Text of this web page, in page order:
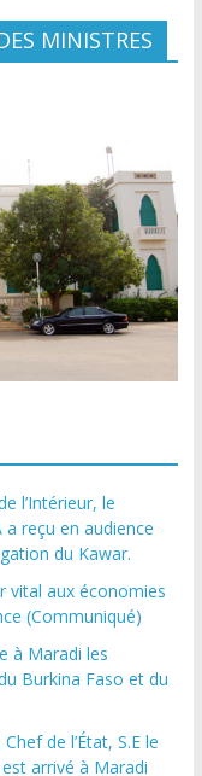
MINISTRES
l’Intérieur, le
reçu en audience
du Kawar.
vital aux économies
(Communiqué)
à Maradi les
Burkina Faso et du
de l’État, S.E le
arrivé à Maradi